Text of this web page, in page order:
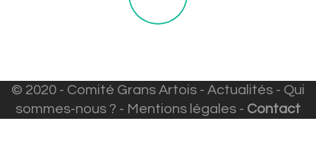
© 2020 - Comité Grans Artois - Actualités - Qui
sommes-nous ? - Mentions légales - Contact